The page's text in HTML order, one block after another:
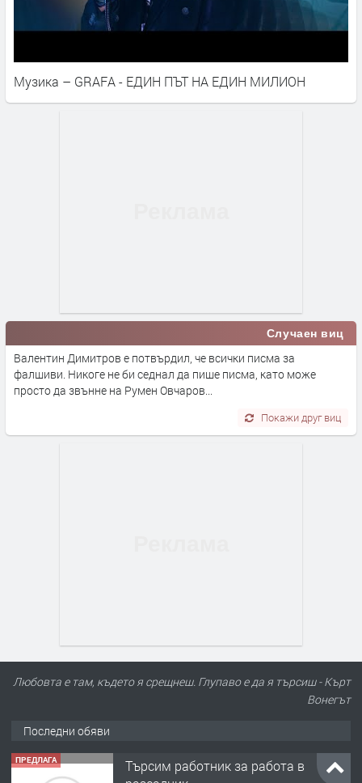
Музика – GRAFA - ЕДИН ПЪТ НА ЕДИН МИЛИОН
Случаен виц
Валентин Димитров е потвърдил, че всички писма за
фалшиви. Никоге не би седнал да пише писма, като може
просто да звънне на Румен Овчаров...
Покажи друг виц
Любовта е там, където я срещнеш. Глупаво е да я търсиш - Кърт
Вонегът
Последни обяви